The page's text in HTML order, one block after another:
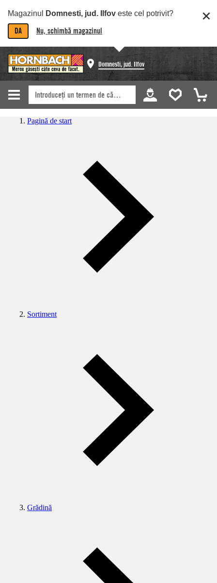
Magazinul Domnesti, jud. Ilfov este cel potrivit?
DA Nu, schimbă magazinul
Domnesti, jud. Ilfov
Pagină de start
Sortiment
Grădină